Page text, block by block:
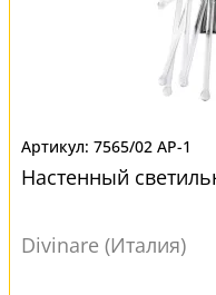
7565/02 AP-1
Настенный
Divinare (Италия)